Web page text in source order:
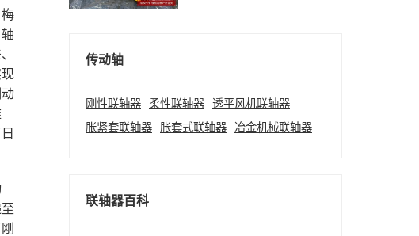
传动轴
刚性联轴器 柔性联轴器
透平风机联轴器
胀紧套联轴器
胀套式联轴器 冶金机械联轴器
联轴器百科